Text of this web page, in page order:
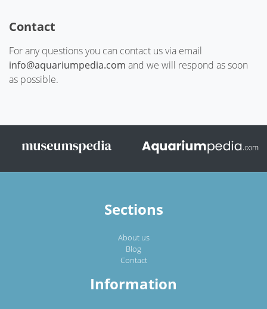
Contact
For any questions you can contact us via email
info@aquariumpedia.com and we will respond as soon
as possible.
Sections
About us
Blog
Contact
Information